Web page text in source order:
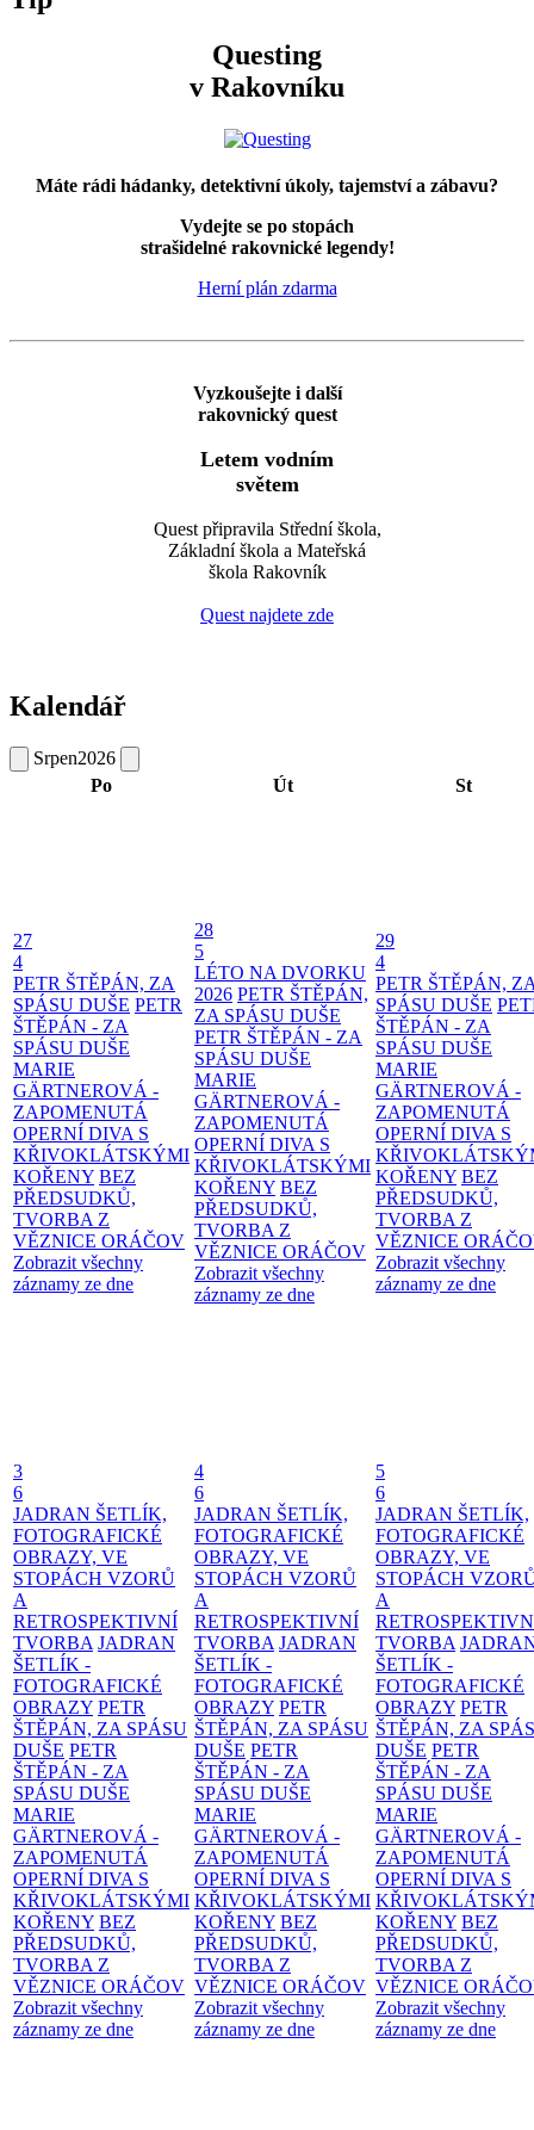
Questing
v Rakovníku
Máte rádi hádanky, detektivní úkoly, tajemství a zábavu?
Vydejte se po stopách
strašidelné rakovnické legendy!
Herní plán zdarma
Vyzkoušejte i další
rakovnický quest
Letem vodním
světem
Quest připravila Střední škola,
Základní škola a Mateřská
škola Rakovník
Quest najdete zde
Kalendář
Srpen2026
Po
Út St
27
4
PETR ŠTĚPÁN, ZA
SPÁSU DUŠE PETR
ŠTĚPÁN - ZA
SPÁSU DUŠE
MARIE
GÄRTNEROVÁ -
ZAPOMENUTÁ
OPERNÍ DIVA S
KŘIVOKLÁTSKÝMI
KOŘENY BEZ
PŘEDSUDKŮ,
TVORBA Z
VĚZNICE ORÁČOV
Zobrazit všechny
záznamy ze dne
28
5
LÉTO NA DVORKU
2026 PETR ŠTĚPÁN,
ZA SPÁSU DUŠE
PETR ŠTĚPÁN - ZA
SPÁSU DUŠE
MARIE
GÄRTNEROVÁ -
ZAPOMENUTÁ
OPERNÍ DIVA S
KŘIVOKLÁTSKÝMI
KOŘENY BEZ
PŘEDSUDKŮ,
TVORBA Z
VĚZNICE ORÁČOV
Zobrazit všechny
záznamy ze dne
29
4
PETR ŠTĚPÁN,
SPÁSU DUŠE
ŠTĚPÁN - ZA
SPÁSU DUŠE
MARIE
GÄRTNEROVÁ -
ZAPOMENUTÁ
OPERNÍ DIVA S
KOŘENY BEZ
PŘEDSUDKŮ,
TVORBA Z
VĚZNICE
Zobrazit všechny
záznamy ze dne
3
6
JADRAN ŠETLÍK,
FOTOGRAFICKÉ
OBRAZY, VE
STOPÁCH VZORŮ
A
RETROSPEKTIVNÍ
TVORBA JADRAN
ŠETLÍK -
FOTOGRAFICKÉ
OBRAZY PETR
ŠTĚPÁN, ZA SPÁSU
DUŠE PETR
ŠTĚPÁN - ZA
SPÁSU DUŠE
MARIE
GÄRTNEROVÁ -
ZAPOMENUTÁ
OPERNÍ DIVA S
KŘIVOKLÁTSKÝMI
KOŘENY BEZ
PŘEDSUDKŮ,
TVORBA Z
VĚZNICE ORÁČOV
Zobrazit všechny
záznamy ze dne
4
6
JADRAN ŠETLÍK,
FOTOGRAFICKÉ
OBRAZY, VE
STOPÁCH VZORŮ
A
RETROSPEKTIVNÍ
TVORBA JADRAN
ŠETLÍK -
FOTOGRAFICKÉ
OBRAZY PETR
ŠTĚPÁN, ZA SPÁSU
DUŠE PETR
ŠTĚPÁN - ZA
SPÁSU DUŠE
MARIE
GÄRTNEROVÁ -
ZAPOMENUTÁ
OPERNÍ DIVA S
KŘIVOKLÁTSKÝMI
KOŘENY BEZ
PŘEDSUDKŮ,
TVORBA Z
VĚZNICE ORÁČOV
Zobrazit všechny
záznamy ze dne
5
6
JADRAN ŠETLÍK,
FOTOGRAFICKÉ
OBRAZY, VE
STOPÁCH
A
TVORBA
ŠETLÍK -
FOTOGRAFICKÉ
OBRAZY PETR
ŠTĚPÁN, ZA
DUŠE PETR
ŠTĚPÁN - ZA
SPÁSU DUŠE
MARIE
GÄRTNEROVÁ -
ZAPOMENUTÁ
OPERNÍ DIVA S
KOŘENY BEZ
PŘEDSUDKŮ,
TVORBA Z
VĚZNICE
Zobrazit všechny
záznamy ze dne